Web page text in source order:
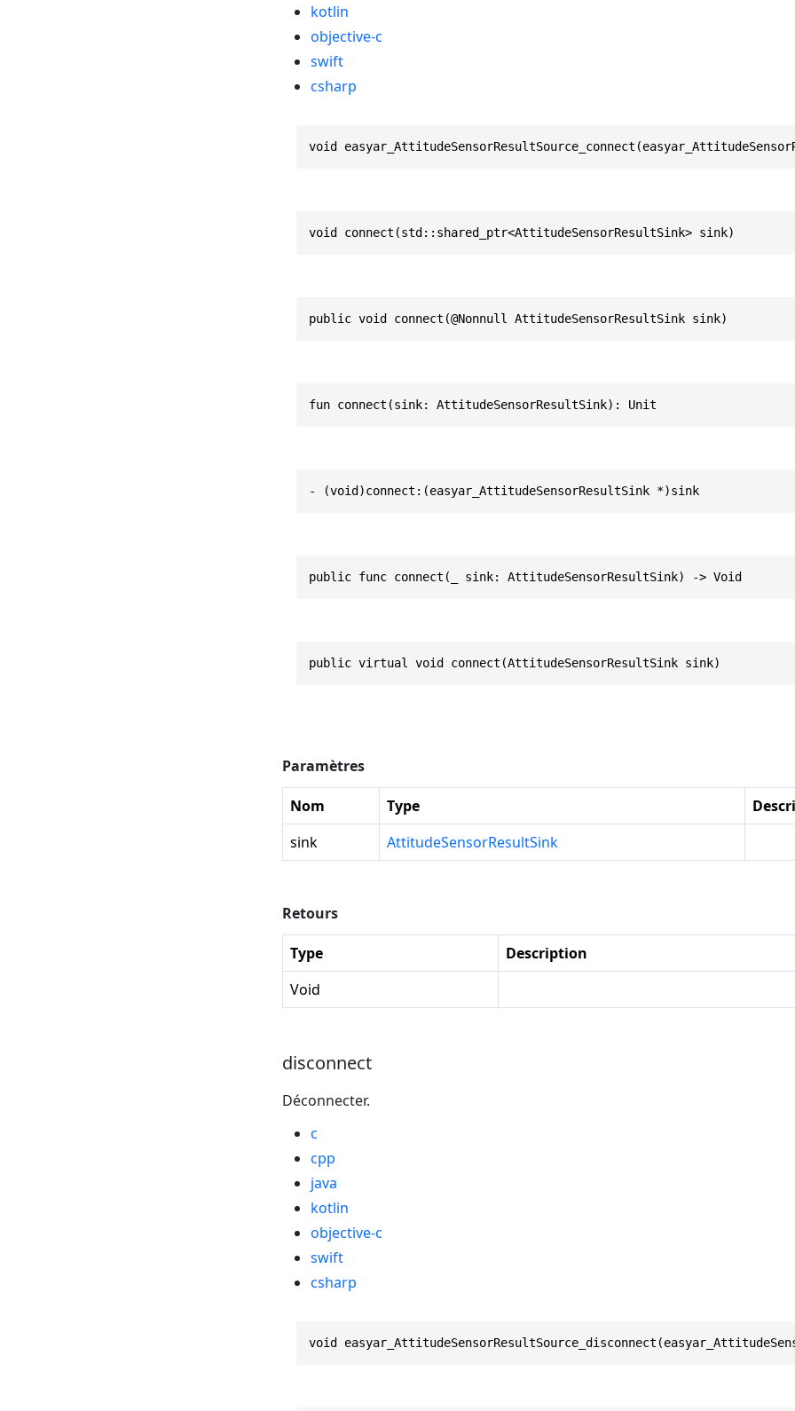
kotlin
objective-c
swift
csharp
void
void connect(std::shared_ptr<AttitudeSensorResultSink> sink)
public void connect(@Nonnull AttitudeSensorResultSink sink)
fun connect(sink: AttitudeSensorResultSink): Unit
- (void)connect:(easyar_AttitudeSensorResultSink *)sink
public func connect(_ sink: AttitudeSensorResultSink) -> Void
public virtual void connect(AttitudeSensorResultSink sink)
Paramètres
Nom Type
sink
AttitudeSensorResultSink
Retours
Type
Description
Void
disconnect
Déconnecter.
c
cpp
java
kotlin
objective-c
swift
csharp
void